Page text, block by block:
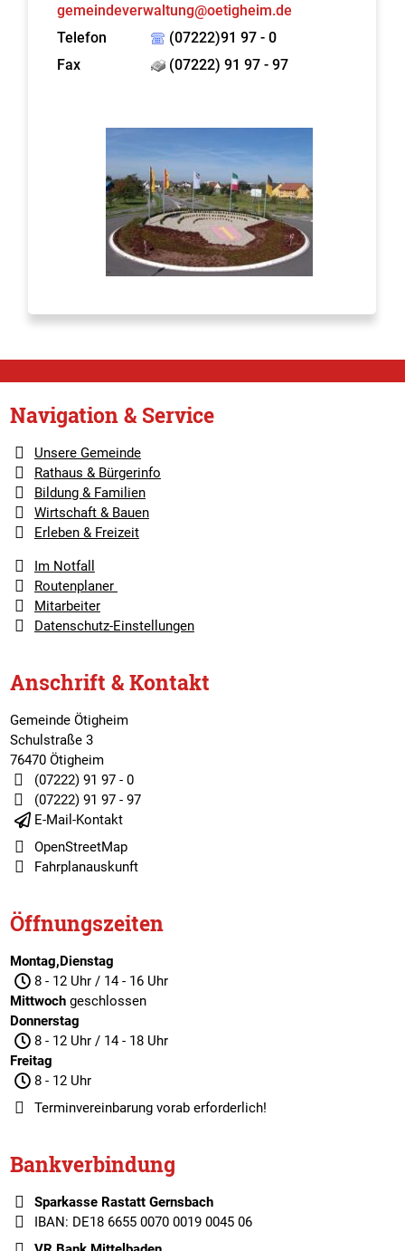
gemeindeverwaltung@oetigheim.de
Telefon
(07222)91 97 - 0
Fax
(07222) 91 97 - 97
Navigation & Service
Unsere Gemeinde
Rathaus & Bürgerinfo
Bildung & Familien
Wirtschaft & Bauen
Erleben & Freizeit
Im Notfall
Routenplaner
Mitarbeiter
Datenschutz-Einstellungen
Anschrift & Kontakt
Gemeinde Ötigheim
Schulstraße 3
76470 Ötigheim
(07222) 91 97 - 0
(07222) 91 97 - 97
E-Mail-Kontakt
OpenStreetMap
Fahrplanauskunft
Öffnungszeiten
Montag,Dienstag
8 - 12 Uhr / 14 - 16 Uhr
Mittwochgeschlossen
Donnerstag
8 - 12 Uhr / 14 - 18 Uhr
Freitag
8 - 12 Uhr
Terminvereinbarungvorab erforderlich!
Bankverbindung
Sparkasse Rastatt Gernsbach
IBAN: DE18 6655 0070 0019 0045 06